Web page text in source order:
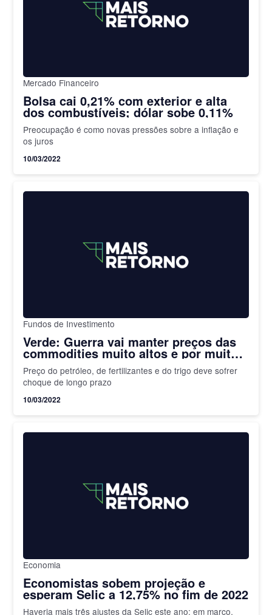
Mercado Financeiro
Bolsa cai 0,21% com exterior e alta
dos combustíveis; dólar sobe 0,11%
Preocupação é como novas pressões sobre a inflação e
os juros
10/03/2022
Fundos de Investimento
Verde: Guerra vai manter preços das
commodities muito altos e por muito
tempo
Preço do petróleo, de fertilizantes e do trigo deve sofrer
choque de longo prazo
10/03/2022
Economia
Economistas sobem projeção e
esperam Selic a 12,75% no fim de 2022
Haveria mais três ajustes da Selic este ano: em março,